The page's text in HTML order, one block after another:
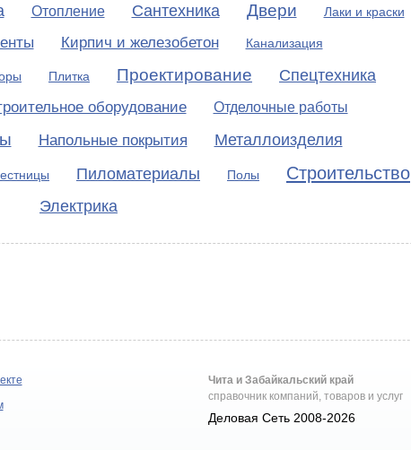
Отопление Сантехника Двери Лаки и краски
Кирпич и железобетон Канализация
Плитка Проектирование Спецтехника
оборудование Отделочные работы
Напольные покрытия
Металлоизделия
Пиломатериалы Полы Строительство
Электрика
Чита и Забайкальский край
справочник компаний, товаров и услуг
Деловая Сеть 2008-2026